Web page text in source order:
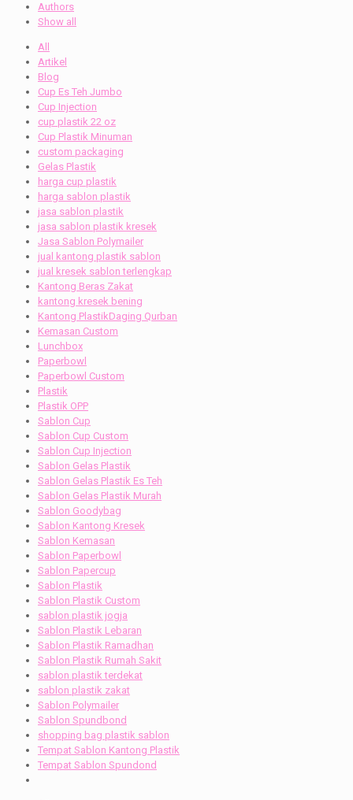
Authors
Show all
All
Artikel
Blog
Cup Es Teh Jumbo
Cup Injection
cup plastik 22 oz
Cup Plastik Minuman
custom packaging
Gelas Plastik
harga cup plastik
harga sablon plastik
jasa sablon plastik
jasa sablon plastik kresek
Jasa Sablon Polymailer
jual kantong plastik sablon
jual kresek sablon terlengkap
Kantong Beras Zakat
kantong kresek bening
Kantong PlastikDaging Qurban
Kemasan Custom
Lunchbox
Paperbowl
Paperbowl Custom
Plastik
Plastik OPP
Sablon Cup
Sablon Cup Custom
Sablon Cup Injection
Sablon Gelas Plastik
Sablon Gelas Plastik Es Teh
Sablon Gelas Plastik Murah
Sablon Goodybag
Sablon Kantong Kresek
Sablon Kemasan
Sablon Paperbowl
Sablon Papercup
Sablon Plastik
Sablon Plastik Custom
sablon plastik jogja
Sablon Plastik Lebaran
Sablon Plastik Ramadhan
Sablon Plastik Rumah Sakit
sablon plastik terdekat
sablon plastik zakat
Sablon Polymailer
Sablon Spundbond
shopping bag plastik sablon
Tempat Sablon Kantong Plastik
Tempat Sablon Spundond